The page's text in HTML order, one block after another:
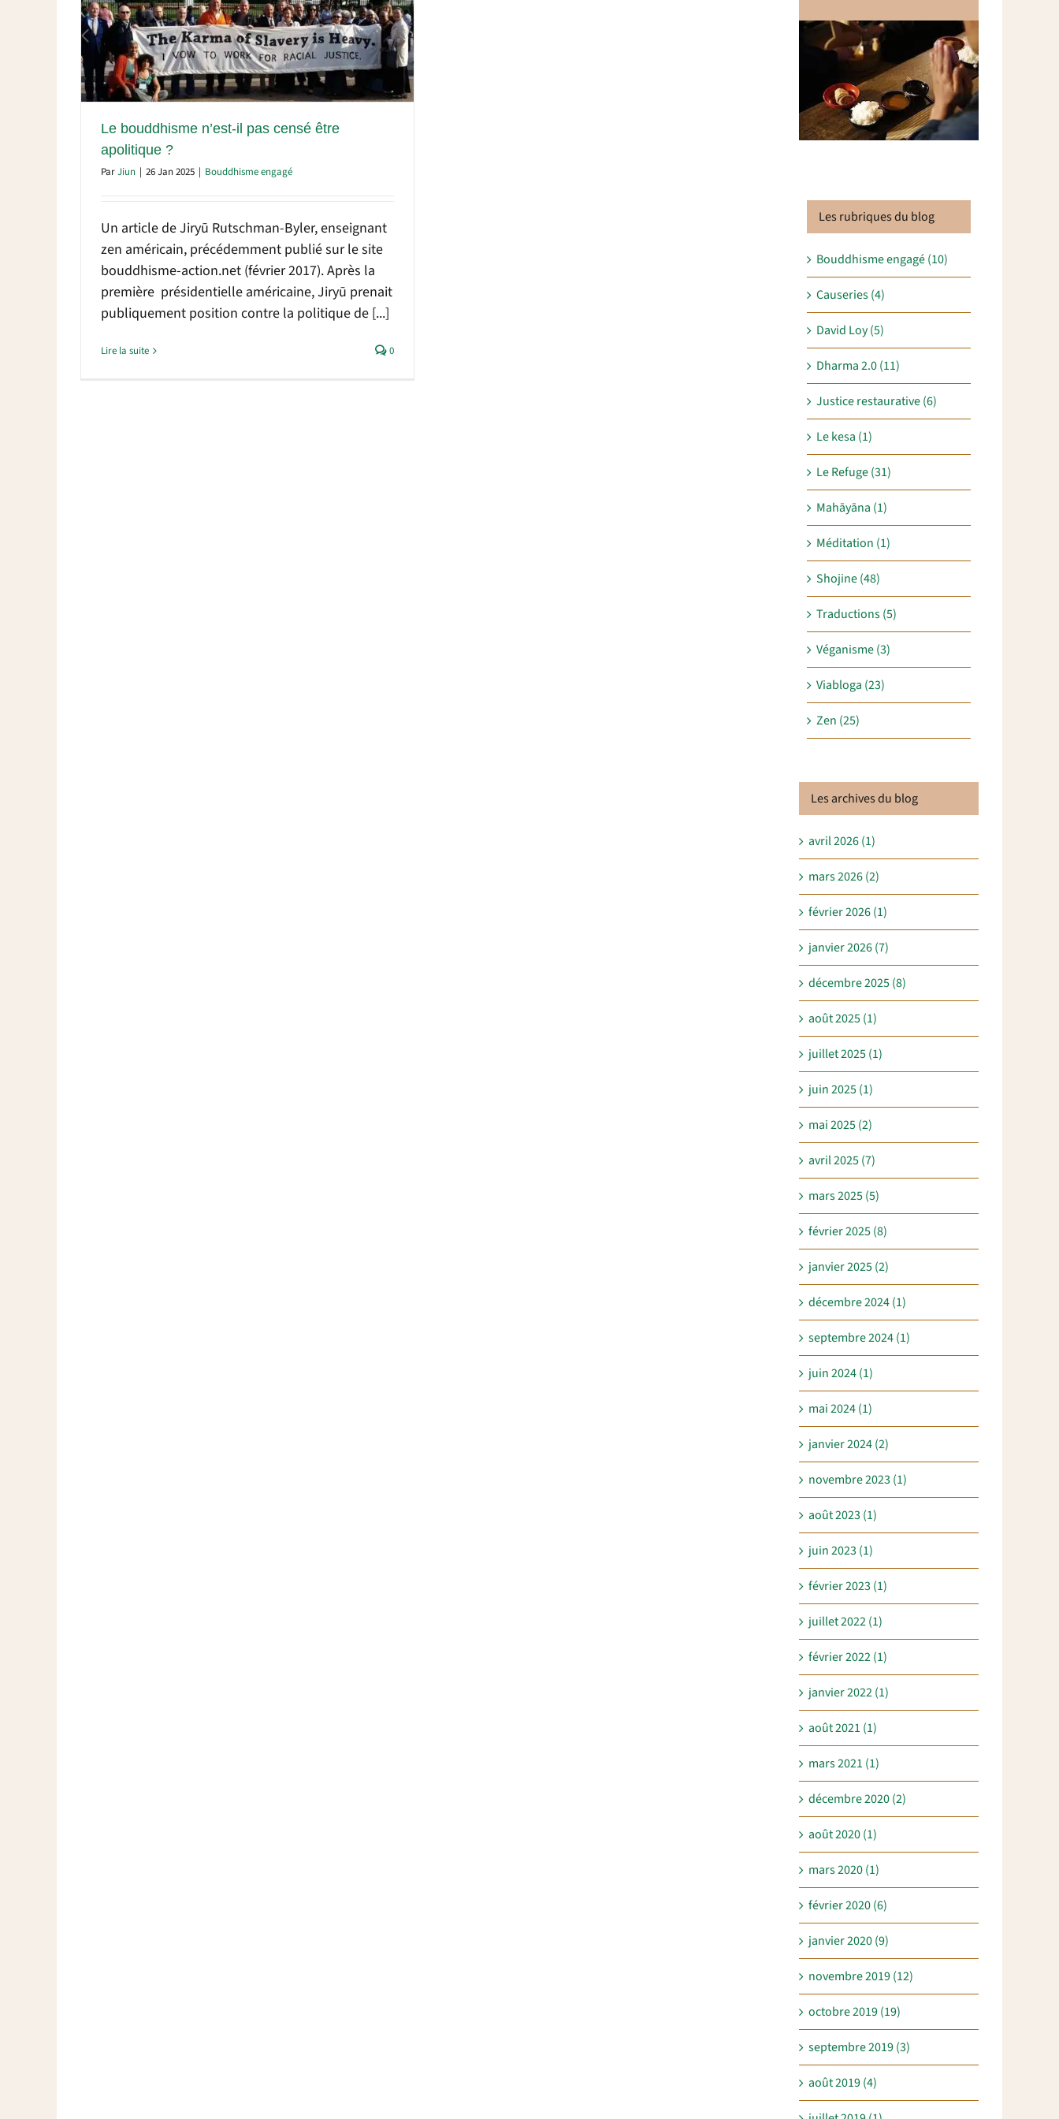
Le bouddhisme n’est-il pas censé être
apolitique ?
ParJiun | 26 Jan 2025 | Bouddhisme engagé
Un article de Jiryū Rutschman-Byler, enseignant
zen américain, précédemment publié sur le site
bouddhisme-action.net (février 2017). Après la
première présidentielle américaine, Jiryū prenait
publiquement position contre la politique de [...]
Lire la suite 0
Les rubriques du blog
Bouddhisme engagé (10)
Causeries (4)
David Loy (5)
Dharma 2.0 (11)
Justice restaurative (6)
Le kesa (1)
Le Refuge (31)
Mahāyāna (1)
Méditation (1)
Shojine (48)
Traductions (5)
Véganisme (3)
Viabloga (23)
Zen (25)
Les archives du blog
avril 2026 (1)
mars 2026 (2)
février 2026 (1)
janvier 2026 (7)
décembre 2025 (8)
août 2025 (1)
juillet 2025 (1)
juin 2025 (1)
mai 2025 (2)
avril 2025 (7)
mars 2025 (5)
février 2025 (8)
janvier 2025 (2)
décembre 2024 (1)
septembre 2024 (1)
juin 2024 (1)
mai 2024 (1)
janvier 2024 (2)
novembre 2023 (1)
août 2023 (1)
juin 2023 (1)
février 2023 (1)
juillet 2022 (1)
février 2022 (1)
janvier 2022 (1)
août 2021 (1)
mars 2021 (1)
décembre 2020 (2)
août 2020 (1)
mars 2020 (1)
février 2020 (6)
janvier 2020 (9)
novembre 2019 (12)
octobre 2019 (19)
septembre 2019 (3)
août 2019 (4)